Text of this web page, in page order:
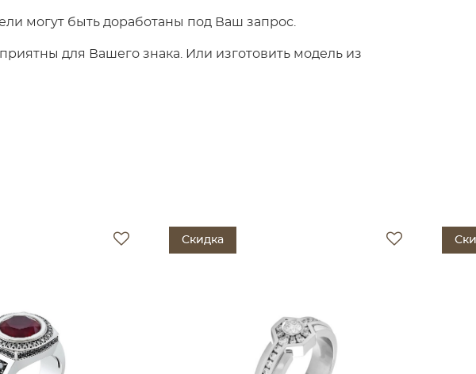
могут быть доработаны под Ваш запрос.
для Вашего знака. Или изготовить модель из
Скидка